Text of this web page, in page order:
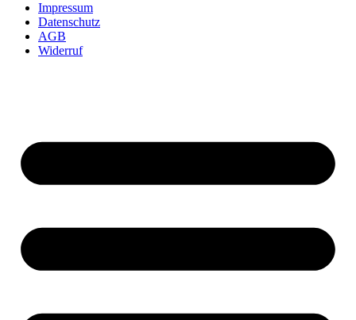
Impressum
Datenschutz
AGB
Widerruf